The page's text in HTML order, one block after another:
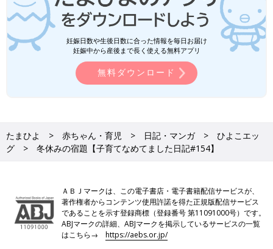
妊娠日数や生後日数に合った情報を毎日お届け
妊娠中から産後まで長く使える無料アプリ
無料ダウンロード
たまひよ 赤ちゃん・育児 日記・マンガ
ひよこエッ
グ
冬休みの宿題【子育てなめてました日記#154】
ＡＢＪマークは、この電子書店・電子書籍配信サービスが、
著作権者からコンテンツ使用許諾を得た正規版配信サービス
であることを示す登録商標（登録番号 第11091000号）です。
ABJマークの詳細、ABJマークを掲示しているサービスの一覧
はこちら→https://aebs.or.jp/